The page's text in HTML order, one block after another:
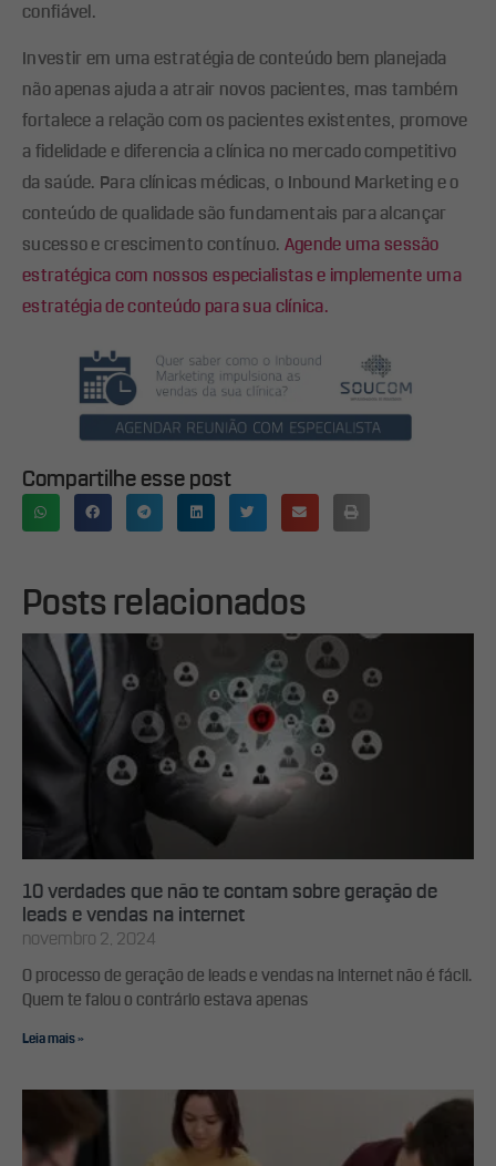
confiável.
Investir em uma estratégia de conteúdo bem planejada
não apenas ajuda a atrair novos pacientes, mas também
fortalece a relação com os pacientes existentes, promove
a fidelidade e diferencia a clínica no mercado competitivo
da saúde. Para clínicas médicas, o Inbound Marketing e o
conteúdo de qualidade são fundamentais para alcançar
sucesso e crescimento contínuo. Agende uma sessão
estratégica com nossos especialistas e implemente uma
estratégia de conteúdo para sua clínica.
Compartilhe esse post
Posts relacionados
10 verdades que não te contam sobre geração de
leads e vendas na internet
novembro 2, 2024
O processo de geração de leads e vendas na internet não é fácil.
Quem te falou o contrário estava apenas
Leia mais »